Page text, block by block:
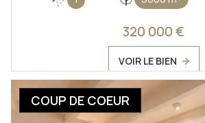
320 000 €
VOIR LE BIEN
COUP DE COEUR